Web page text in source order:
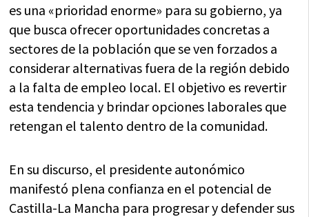
es una «prioridad enorme» para su gobierno, ya
que busca ofrecer oportunidades concretas a
sectores de la población que se ven forzados a
considerar alternativas fuera de la región debido
a la falta de empleo local. El objetivo es revertir
esta tendencia y brindar opciones laborales que
retengan el talento dentro de la comunidad.
En su discurso, el presidente autonómico
manifestó plena confianza en el potencial de
Castilla-La Mancha para progresar y defender sus